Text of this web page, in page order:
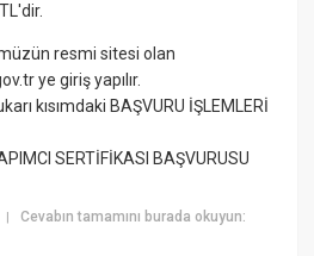
resmi sitesi olan
ye giriş yapılır.
kısımdaki BAŞVURU İŞLEMLERİ
SERTİFİKASI BAŞVURUSU
|Cevabın tamamını burada okuyun: